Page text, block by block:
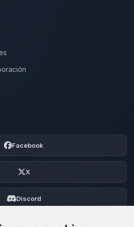
Facebook
X
Discord
Foro